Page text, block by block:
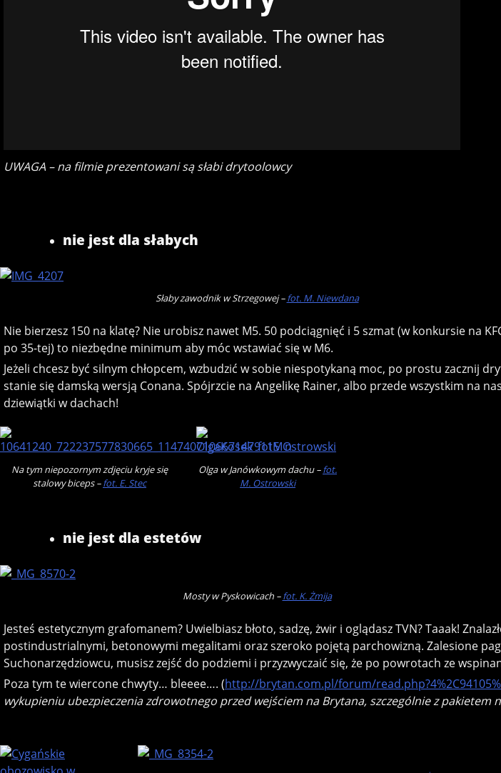
UWAGA – na filmie prezentowani są słabi drytoolowcy
nie jest dla słabych
Słaby zawodnik w Strzegowej –fot. M. Niewdana
Nie bierzesz 150 na klatę? Nie urobisz nawet M5. 50 podciągnięć i 5 szmat (w konkursie na
po 35-tej) to niezbędne minimum aby móc wstawiać się w M6.
Jeżeli chcesz być silnym chłopcem, wzbudzić w sobie niespotykaną moc, po prostu zacznij
stanie się damską wersją Conana. Spójrzcie na Angelikę Rainer, albo przede wszystkim na
dziewiątki w dachach!
Na tym niepozornym zdjęciu kryje się
stalowy biceps –fot. E. Stec
Olga w Janówkowym dachu –fot.
M. Ostrowski
nie jest dla estetów
Mosty w Pyskowicach –fot. K. Żmija
Jesteś estetycznym grafomanem? Uwielbiasz błoto, sadzę, żwir i oglądasz TVN? Taaak!
postindustrialnymi, betonowymi megalitami oraz szeroko pojętą parchowizną. Zalesione
Suchonarzędziowcu, musisz zejść do podziemi i przyzwyczaić się, że po powrotach ze
Poza tym te wiercone chwyty… bleeee…. (http://brytan.com.pl/forum/
wykupieniu ubezpieczenia zdrowotnego przed wejściem na Brytana, szczególnie z